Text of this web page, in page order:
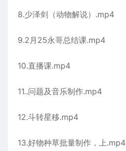
8.少泽剑（动物解说）.mp4
9.2月25永哥总结课.mp4
10.直播课.mp4
11..问题及音乐制作.mp4
12.斗转星移.mp4
13.好物种草批量制作，上.mp4